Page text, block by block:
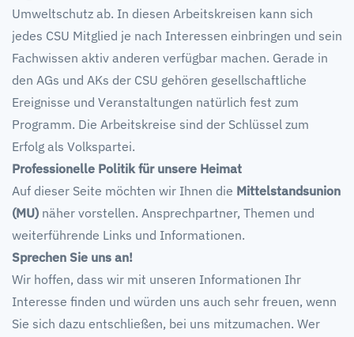
Umweltschutz ab. In diesen Arbeitskreisen kann sich
jedes CSU Mitglied je nach Interessen einbringen und sein
Fachwissen aktiv anderen verfügbar machen. Gerade in
den AGs und AKs der CSU gehören gesellschaftliche
Ereignisse und Veranstaltungen natürlich fest zum
Programm. Die Arbeitskreise sind der Schlüssel zum
Erfolg als Volkspartei.
Professionelle Politik für unsere Heimat
Auf dieser Seite möchten wir Ihnen die Mittelstandsunion
(MU) näher vorstellen. Ansprechpartner, Themen und
weiterführende Links und Informationen.
Sprechen Sie uns an!
Wir hoffen, dass wir mit unseren Informationen Ihr
Interesse finden und würden uns auch sehr freuen, wenn
Sie sich dazu entschließen, bei uns mitzumachen. Wer